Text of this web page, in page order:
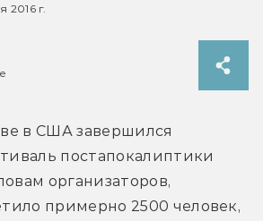
2016 г.
в США завершился
организаторов,
примерно 2500 человек,